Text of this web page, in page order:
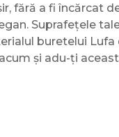
fără a fi încărcat
Suprafețele
buretelui Lufa
și adu-ți